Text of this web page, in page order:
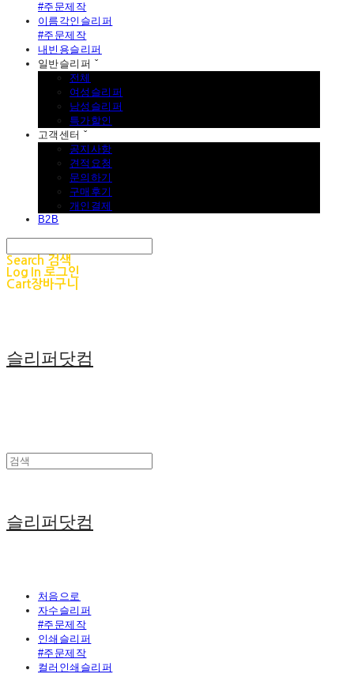
#주문제작
이름각인슬리퍼
#주문제작
내빈용슬리퍼
일반슬리퍼 ˇ
전체
여성슬리퍼
남성슬리퍼
특가할인
고객센터 ˇ
공지사항
견적요청
문의하기
구매후기
개인결제
B2B
Search 검색
Log In 로그인
Cart장바구니
슬리퍼닷컴
슬리퍼닷컴
처음으로
자수슬리퍼
#주문제작
인쇄슬리퍼
#주문제작
컬러인쇄슬리퍼